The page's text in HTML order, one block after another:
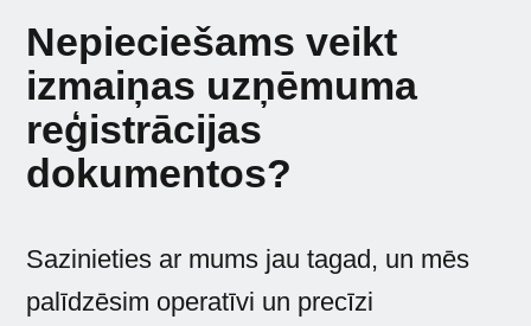
Nepieciešams veikt
izmaiņas uzņēmuma
reģistrācijas
dokumentos?
Sazinieties ar mums jau tagad, un mēs
palīdzēsim operatīvi un precīzi